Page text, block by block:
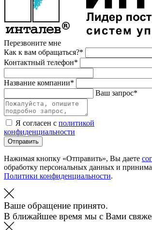
Перезвоните мне
Как к вам обращаться?*
Контактный телефон*
Название компании*
Ваш запрос*
Я согласен с политикой
конфиденциальности
Отправить
Нажимая кнопку «Отправить», Вы даете
обработку персональных данных и
Политики конфиденциальности.
Ваше обращение принято.
В ближайшее время мы с Вами